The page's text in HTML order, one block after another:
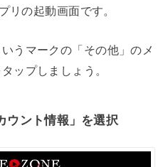
の起動画面です。
うマークの「その他」のメ
ップしましょう。
ウント情報」を選択